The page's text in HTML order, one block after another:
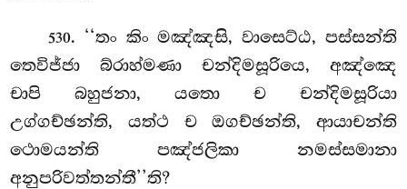
530. ‘‘තං කිං මඤ්ඤසි, වාසෙට්ඨ, පස්සන්ති
තෙවිජ්ජා බ්රාහ්මණා චන්දිමසූරියෙ, අඤ්ඤෙ
චාපි බහුජනා, යතො ච චන්දිමසූරියා
උග්ගච්ඡන්ති, යත්ථ ච ඔගච්ඡන්ති, ආයාචන්ති
ථොමයන්ති පඤ්ජලිකා නමස්සමානා
අනුපරිවත්තන්තී’’ති?